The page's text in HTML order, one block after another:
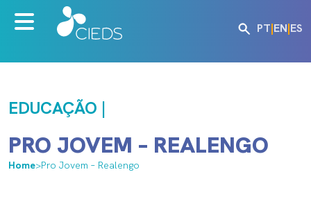
PT|EN|ES
EDUCAÇÃO |
PRO JOVEM – REALENGO
Home>Pro Jovem – Realengo